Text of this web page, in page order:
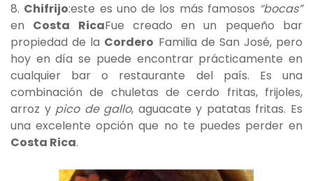
8. Chifrijo:este es uno de los más famosos “bocas”
en Costa RicaFue creado en un pequeño bar
propiedad de la Cordero Familia de San José, pero
hoy en día se puede encontrar prácticamente en
cualquier bar o restaurante del país. Es una
combinación de chuletas de cerdo fritas, frijoles,
arroz y pico de gallo, aguacate y patatas fritas. Es
una excelente opción que no te puedes perder en
Costa Rica.